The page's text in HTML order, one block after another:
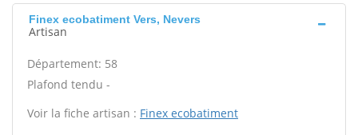
Finex ecobatiment Vers, Nevers
Artisan
Département: 58
Plafond tendu -
Voir la fiche artisan : Finex ecobatiment